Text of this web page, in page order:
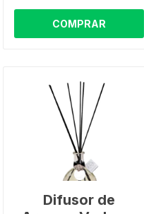
Aroma - 200ml
COMPRAR
Difusor de